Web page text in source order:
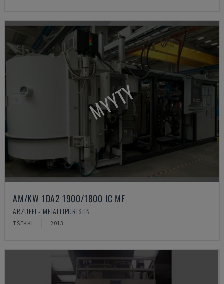
MYYTY
AM/KW 1DA2 1900/1800 IC MF
ARZUFFI - METALLIPURISTIN
TŠEKKI 2013